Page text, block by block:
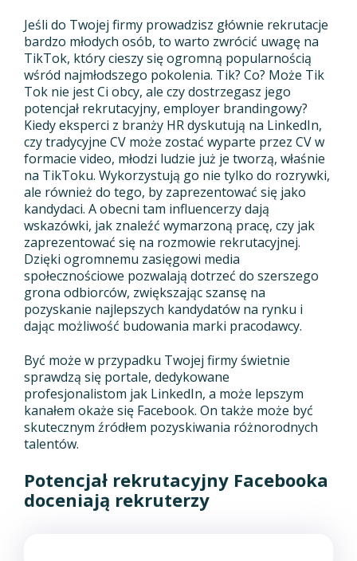
Jeśli do Twojej firmy prowadzisz głównie rekrutacje
bardzo młodych osób, to warto zwrócić uwagę na
TikTok, który cieszy się ogromną popularnością
wśród najmłodszego pokolenia. Tik? Co? Może Tik
Tok nie jest Ci obcy, ale czy dostrzegasz jego
potencjał rekrutacyjny, employer brandingowy?
Kiedy eksperci z branży HR dyskutują na LinkedIn,
czy tradycyjne CV może zostać wyparte przez CV w
formacie video, młodzi ludzie już je tworzą, właśnie
na TikToku. Wykorzystują go nie tylko do rozrywki,
ale również do tego, by zaprezentować się jako
kandydaci. A obecni tam influencerzy dają
wskazówki, jak znaleźć wymarzoną pracę, czy jak
zaprezentować się na rozmowie rekrutacyjnej.
Dzięki ogromnemu zasięgowi media
społecznościowe pozwalają dotrzeć do szerszego
grona odbiorców, zwiększając szansę na
pozyskanie najlepszych kandydatów na rynku i
dając możliwość budowania marki pracodawcy.
Być może w przypadku Twojej firmy świetnie
sprawdzą się portale, dedykowane
profesjonalistom jak LinkedIn, a może lepszym
kanałem okaże się Facebook. On także może być
skutecznym źródłem pozyskiwania różnorodnych
talentów.
Potencjał rekrutacyjny Facebooka
doceniają rekruterzy